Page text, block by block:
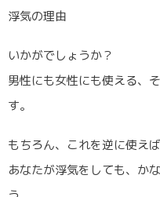
浮気の理由
いかがでしょうか？
男性にも女性にも使える、
す。
もちろん、これを逆に使えば
あなたが浮気をしても、か